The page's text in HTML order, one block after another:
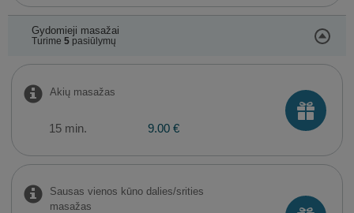
Gydomieji masažai
Turime 5pasiūlymų
Akių masažas
15 min. 9.00 €
Sausas vienos kūno dalies/srities
masažas